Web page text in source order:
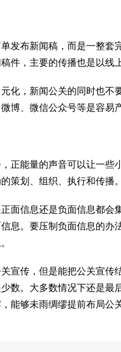
发布新闻稿，而是一整套
件，主要的传播也是以线
化，新闻公关的同时也不
博、微信公众号等是容易
正能量的声音可以让一些
策划、组织、执行和传播。
面信息还是负面信息都会
息。要压制负面信息的办
宣传，但是能把公关宣传
数。大多数情况下还是最
能够未雨绸缪提前布局公